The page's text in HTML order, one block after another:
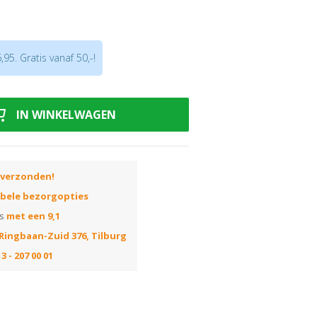
14x70mm
kleur? Huur dan onze
de beste kleur kiezen! Elke kleur op
met het nummer van de
Gratis vanaf 50,-!
IN WINKELWAGEN
bezorgopties
met een 9,1
Ringbaan-Zuid 376, Tilburg
- 207 00 01